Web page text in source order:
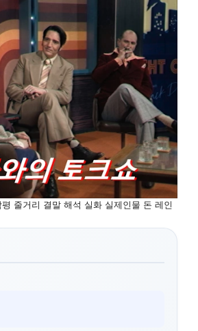
줄거리 결말 해석 실화 실제인물 돈 레인